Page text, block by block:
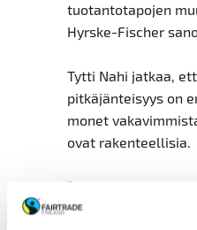
tuotantotapojen
Hyrske-Fischer
Tytti Nahi jatkaa,
pitkäjänteisyys on
monet
ovat rakenteellisia.
”Esimerkiksi
vippaskonsteilla tai